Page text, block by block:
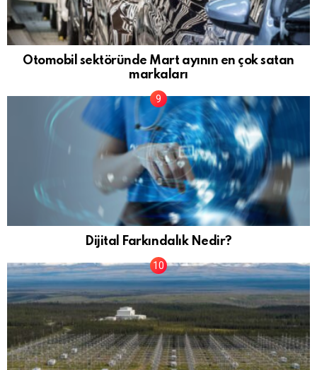
Otomobil sektöründe Mart ayının en çok satan
markaları
Dijital Farkındalık Nedir?